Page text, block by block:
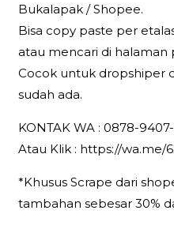
Bukalapak / Shopee.
Bisa copy paste per
atau mencari di
Cocok untuk dropshiper
sudah ada.
KONTAK WA : 0878-9407-
Atau Klik : https://wa.me/
*Khusus Scrape dari
tambahan sebesar 30%